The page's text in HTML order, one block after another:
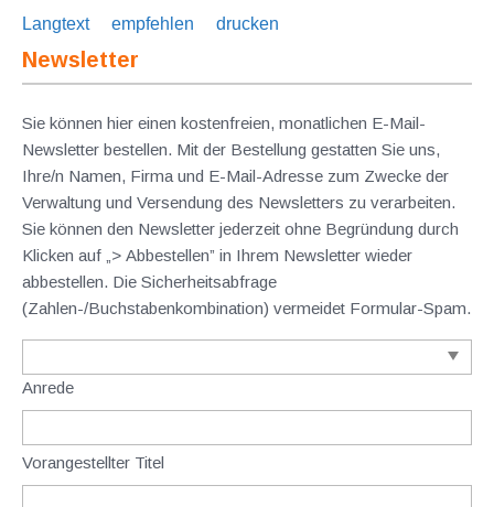
Langtext
empfehlen drucken
Newsletter
Sie können hier einen kostenfreien, monatlichen E-Mail-
Newsletter bestellen. Mit der Bestellung gestatten Sie uns,
Ihre/n Namen, Firma und E-Mail-Adresse zum Zwecke der
Verwaltung und Versendung des Newsletters zu verarbeiten.
Sie können den Newsletter jederzeit ohne Begründung durch
Klicken auf „> Abbestellen” in Ihrem Newsletter wieder
abbestellen. Die Sicherheitsabfrage
(Zahlen-/Buchstabenkombination) vermeidet Formular-Spam.
Anrede
Vorangestellter Titel